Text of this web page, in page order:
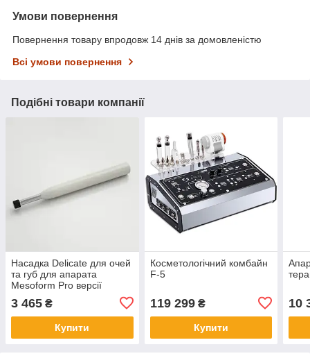
Умови повернення
Повернення товару впродовж 14 днів за домовленістю
Всі умови повернення
Подібні товари компанії
Насадка Delicate для очей
та губ для апарата
Mesoform Pro версії
3 465 ₴
Купити
Косметологічний комбайн
F-5
119 299₴
Купити
10